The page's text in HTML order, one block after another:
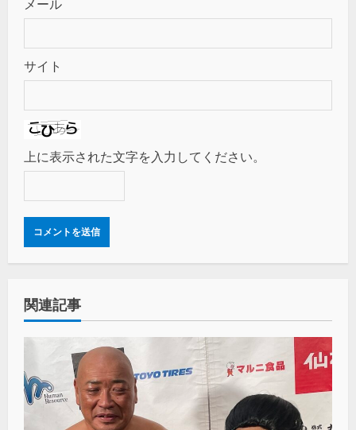
メール
サイト
上に表示された文字を入力してください。
関連記事